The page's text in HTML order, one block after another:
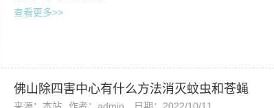
查看更多>>
佛山除四害中心有什么方法消灭蚊虫和苍蝇